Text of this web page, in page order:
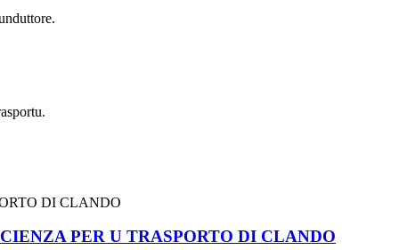
PER U TRASPORTO DI CLANDO